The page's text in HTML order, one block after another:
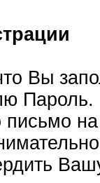
Вы
Пароль.
письмо